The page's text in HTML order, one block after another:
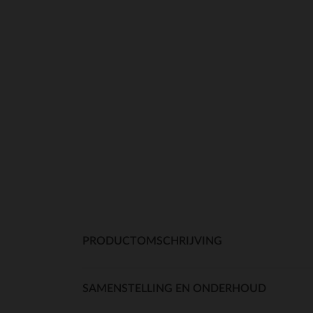
PRODUCTOMSCHRIJVING
SAMENSTELLING EN ONDERHOUD